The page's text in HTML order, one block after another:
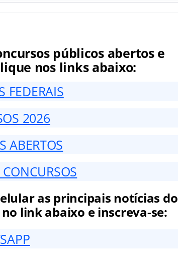
públicos abertos e
nos links abaixo:
FEDERAIS
2026
ABERTOS
as principais notícias do
link abaixo e inscreva-se: